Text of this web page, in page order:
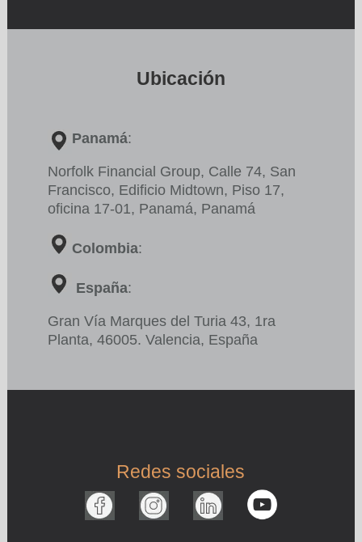
Ubicación
Panamá:
Norfolk Financial Group, Calle 74, San
Francisco, Edificio Midtown, Piso 17,
oficina 17-01, Panamá, Panamá
Colombia:
España:
Gran Vía Marques del Turia 43, 1ra
Planta, 46005. Valencia, España
Redes sociales